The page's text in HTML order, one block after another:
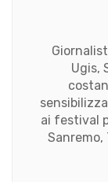
Ugis,
ai festival
Sanremo,